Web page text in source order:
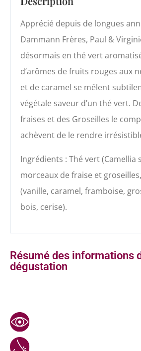
Apprécié depuis de longues
Dammann Frères, Paul &
désormais en thé vert
d’arômes de fruits rouges aux
et de caramel se mêlent
végétale saveur d’un thé vert.
fraises et des Groseilles le
achèvent de le rendre
Ingrédients : Thé vert (Camellia
morceaux de fraise et
(vanille, caramel, framboise,
bois, cerise).
Résumé des informations
dégustation